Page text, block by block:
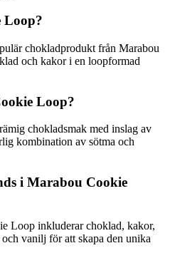
Loop?
chokladprodukt från Marabou
och kakor i en loopformad
Loop?
chokladsmak med inslag av
kombination av sötma och
i Marabou Cookie
Loop inkluderar choklad, kakor,
vanilj för att skapa den unika